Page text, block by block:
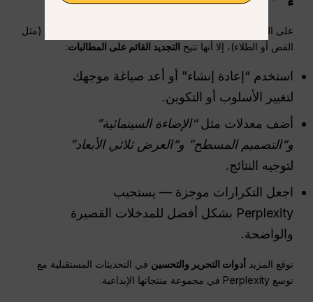
على الرغم من أن Perplexity لا توفر بعد إمكانية تحرير الصور (مثل
القص أو الطلاء)، إلا أنها تتيح التجديد القائم على المطالبات:
استخدم “إعادة إنشاء” أو أعد صياغة موجهك
لتغيير الأسلوب أو التكوين.
أضف معدلات مثل“الإضاءة السينمائية”
و“التصميم المسطح” و“العرض ثلاثي الأبعاد”
لتوجيه النتائج.
اجعل التكرارات موجزة — يستجيب
Perplexity بشكل أفضل للمدخلات القصيرة
والواضحة.
توقع المزيد أدوات التحرير والتحسين في التحديثات المستقبلية مع
توسع Perplexity في مجموعة منتجاتها الإبداعية.